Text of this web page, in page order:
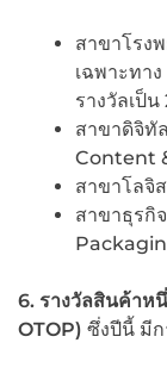
สาขาโรง
เฉพาะทา
รางวัลเป็
สาขาดิจิทั
Content
สาขาโลจิ
สาขาธุรกิ
6. รางวัลสินค้าห
OTOP) ซึ่งปีนี้ มีก